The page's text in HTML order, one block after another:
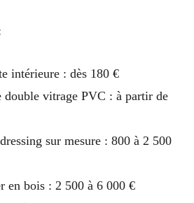
intérieure : dès 180 €
double vitrage PVC : à partir de
sur mesure : 800 à 2 500
en bois : 2 500 à 6 000 €